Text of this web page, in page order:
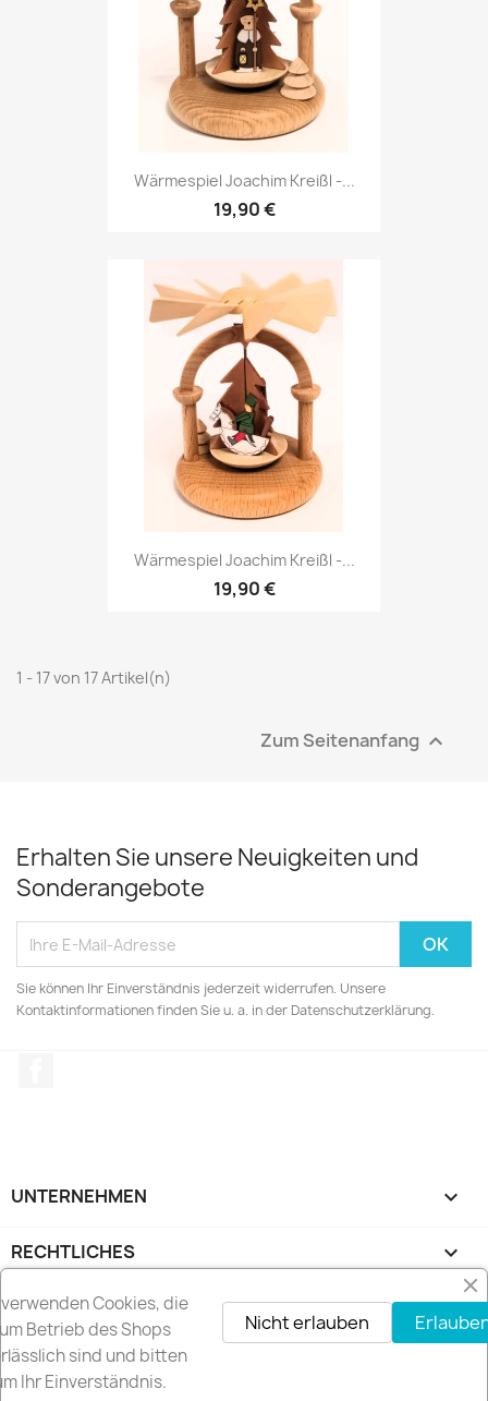
Wärmespiel Joachim Kreißl -...
19,90 €
Wärmespiel Joachim Kreißl -...
19,90 €
1 - 17 von 17 Artikel(n)
Zum Seitenanfang 
Erhalten Sie unsere Neuigkeiten und
Sonderangebote
Sie können Ihr Einverständnis jederzeit widerrufen. Unsere
Kontaktinformationen finden Sie u. a. in der Datenschutzerklärung.
UNTERNEHMEN 
RECHTLICHES 
IHR KONTO 
SHOP-EINSTELLUNGEN
Cookies, die
Betrieb des Shops
sind und bitten
Ihr Einverständnis.
Nicht erlauben